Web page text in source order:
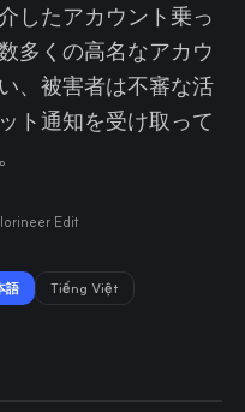
したアカウント乗っ
多くの高名なアカウ
、被害者は不審な活
ト通知を受け取って
Edit
語 Tiếng Việt